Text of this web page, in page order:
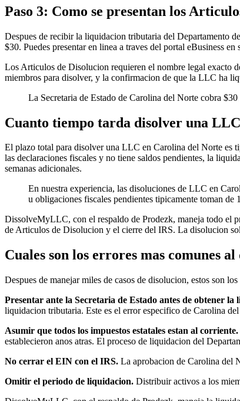
Paso 3: Como se presentan los
Despues de recibir la liquidacion tributaria del Departamento
$30. Puedes presentar en linea a traves del portal eBusiness
Los Articulos de Disolucion requieren el nombre legal exacto
miembros para disolver, y la confirmacion de que la LLC ha
La Secretaria de Estado de Carolina del Norte cobra
Cuanto tiempo tarda disolver una
El plazo total para disolver una LLC en Carolina del Norte es
las declaraciones fiscales y no tiene saldos pendientes, la
semanas adicionales.
En nuestra experiencia, las disoluciones de LLC en
u obligaciones fiscales pendientes tipicamente toman de
DissolveMyLLC, con el respaldo de Prodezk, maneja todo el
de Articulos de Disolucion y el cierre del IRS. La disolucion
Cuales son los errores mas comunes
Despues de manejar miles de casos de disolucion, estos son
Presentar ante la Secretaria de Estado antes de obtener
liquidacion tributaria. Este es el error especifico de Carolina
Asumir que todos los impuestos estatales estan al corriente.
establecieron anos atras. El proceso de liquidacion del
No cerrar el EIN con el IRS. La aprobacion de Carolina del
Omitir el periodo de liquidacion. Distribuir activos a los